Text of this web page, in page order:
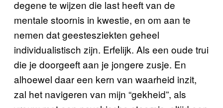
degene te wijzen die last heeft van de
mentale stoornis in kwestie, en om aan te
nemen dat geestesziekten geheel
individualistisch zijn. Erfelijk. Als een oude trui
die je doorgeeft aan je jongere zusje. En
alhoewel daar een kern van waarheid inzit,
zal het navigeren van mijn “gekheid”, als